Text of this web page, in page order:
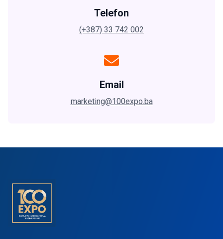
Telefon
(+387) 33 742 002
Email
marketing@100expo.ba